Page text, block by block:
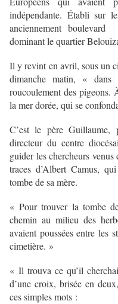
indépendante. Établi sur
anciennement
dominant le quartier
Il y revint en avril, sous un
dimanche matin, «
roucoulement des pigeons.
la mer dorée, qui se
C’est le père
directeur du centre
guider les chercheurs
traces d’Albert Camus,
tombe de sa mère.
« Pour trouver la tombe
chemin au milieu des
avaient poussées entre les
cimetière. »
« Il trouva ce qu’il
d’une croix, brisée en
ces simples mots :